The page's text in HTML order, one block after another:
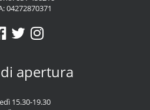
04272870371
apertura
15.30-19.30